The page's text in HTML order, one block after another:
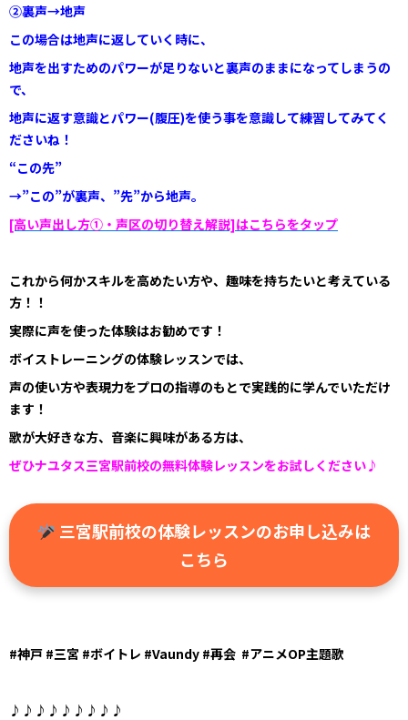
②裏声→地声
この場合は地声に返していく時に、
地声を出すためのパワーが足りないと裏声のままになってしまうの
で、
地声に返す意識とパワー(腹圧)を使う事を意識して練習してみてく
ださいね！
“この先”
→”この”が裏声、”先”から地声。
[高い声出し方①・声区の切り替え解説]はこちらをタップ
これから何かスキルを高めたい方や、趣味を持ちたいと考えている
方！！
実際に声を使った体験はお勧めです！
ボイストレーニングの体験レッスンでは、
声の使い方や表現力をプロの指導のもとで実践的に学んでいただけ
ます！
歌が大好きな方、音楽に興味がある方は、
ぜひナユタス三宮駅前校の無料体験レッスンをお試しください♪
三宮駅前校の体験レッスンのお申し込みは
こちら
#神戸 #三宮 #ボイトレ #Vaundy #再会 #アニメOP主題歌
♪♪♪♪♪♪♪♪♪